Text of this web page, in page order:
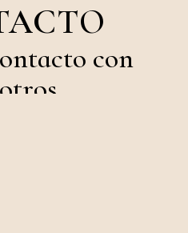
con